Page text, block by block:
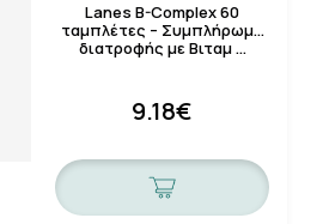
Lanes B-Complex 60
ταμπλέτες – Συμπλήρωμα
διατροφής με Βιταμ …
9.18€